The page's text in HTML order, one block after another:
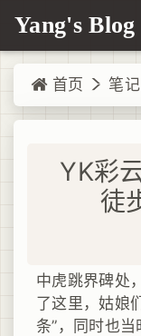
Yang's Blog
首页 笔记
YK彩
徒
中虎跳界碑处
了这里，姑娘
条”，同时也当